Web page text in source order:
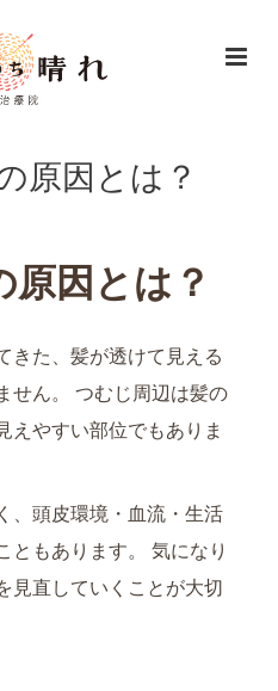
原因とは？
原因とは？
きた、髪が透けて見える
せん。 つむじ周辺は髪の
えやすい部位でもありま
、頭皮環境・血流・生活
ともあります。 気になり
見直していくことが大切